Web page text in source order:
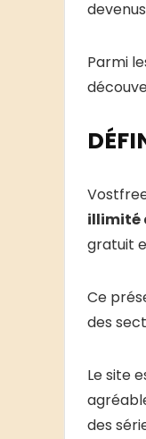
Parmi
illimité
gratuit
Ce
des
Le site
des